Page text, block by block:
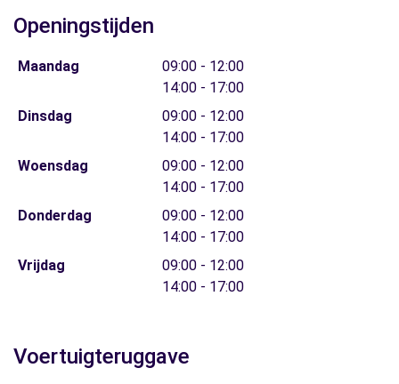
Openingstijden
Maandag
09:00 - 12:00
14:00 - 17:00
Dinsdag
09:00 - 12:00
14:00 - 17:00
Woensdag
09:00 - 12:00
14:00 - 17:00
Donderdag
09:00 - 12:00
14:00 - 17:00
Vrijdag
09:00 - 12:00
14:00 - 17:00
Voertuigteruggave